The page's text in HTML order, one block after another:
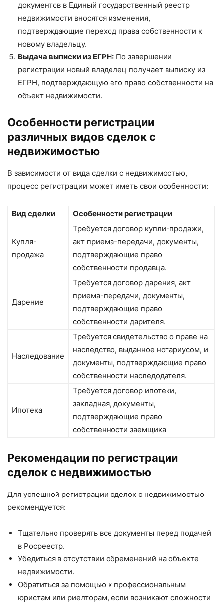
документов в Единый государственный реестр
недвижимости вносятся изменения,
подтверждающие переход права собственности к
новому владельцу.
Выдача выписки из ЕГРН: По завершении
регистрации новый владелец получает выписку из
ЕГРН, подтверждающую его право собственности на
объект недвижимости.
Особенности регистрации
различных видов сделок с
недвижимостью
В зависимости от вида сделки с недвижимостью,
процесс регистрации может иметь свои особенности:
Вид сделки Особенности регистрации
Купля-
продажа
Требуется договор купли-продажи,
акт приема-передачи, документы,
подтверждающие право
собственности продавца.
Дарение
Требуется договор дарения, акт
приема-передачи, документы,
подтверждающие право
собственности дарителя.
Наследование
Требуется свидетельство о праве на
наследство, выданное нотариусом, и
документы, подтверждающие право
собственности наследодателя.
Ипотека
Требуется договор ипотеки,
закладная, документы,
подтверждающие право
собственности заемщика.
Рекомендации по регистрации
сделок с недвижимостью
Для успешной регистрации сделок с недвижимостью
рекомендуется:
Тщательно проверять все документы перед подачей
в Росреестр.
Убедиться в отсутствии обременений на объекте
недвижимости.
Обратиться за помощью к профессиональным
юристам или риелторам, если возникают сложности